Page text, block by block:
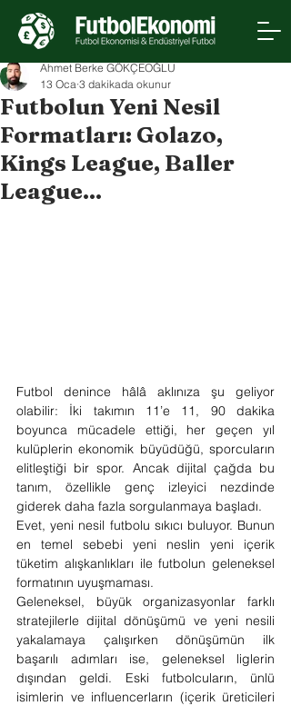
Futbolun Yeni Nesil
Formatları: Golazo,
Kings League, Baller
League...
Ahmet Berke GÖKÇEOĞLU
13 Oca 3 dakikada okunur
Futbol denince hâlâ aklınıza şu geliyor
olabilir: İki takımın 11’e 11, 90 dakika
boyunca mücadele ettiği, her geçen yıl
kulüplerin ekonomik büyüdüğü, sporcuların
elitleştiği bir spor. Ancak dijital çağda bu
tanım, özellikle genç izleyici nezdinde
giderek daha fazla sorgulanmaya başladı.
Evet, yeni nesil futbolu sıkıcı buluyor. Bunun
en temel sebebi yeni neslin yeni içerik
tüketim alışkanlıkları ile futbolun geleneksel
formatının uyuşmaması.
Geleneksel, büyük organizasyonlar farklı
stratejilerle dijital dönüşümü ve yeni nesili
yakalamaya çalışırken dönüşümün ilk
başarılı adımları ise, geleneksel liglerin
dışından geldi. Eski futbolcuların, ünlü
isimlerin ve influencerların (içerik üreticileri